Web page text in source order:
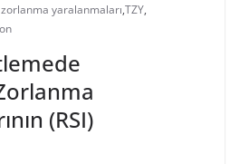
yaralanmaları,TZY,
(RSI)